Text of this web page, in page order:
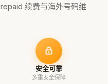
续费与海外号码维
安全可靠
多重安全保障